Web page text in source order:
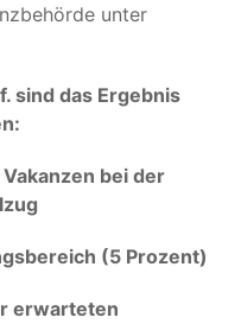
unter
sind das Ergebnis
bei der
(5 Prozent)
erwarteten